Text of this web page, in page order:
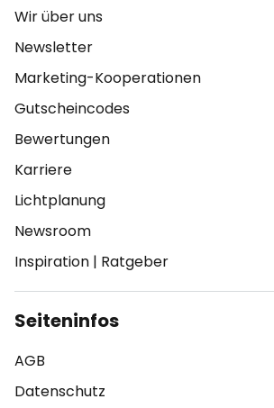
Wir über uns
Newsletter
Marketing-Kooperationen
Gutscheincodes
Bewertungen
Karriere
Lichtplanung
Newsroom
Inspiration | Ratgeber
Seiteninfos
AGB
Datenschutz